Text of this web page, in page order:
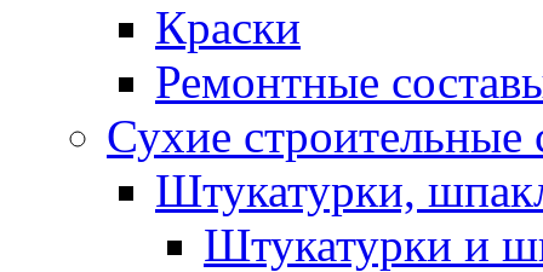
Краски
Ремонтные
Сухие
Штукатурки,
Штукатурки и